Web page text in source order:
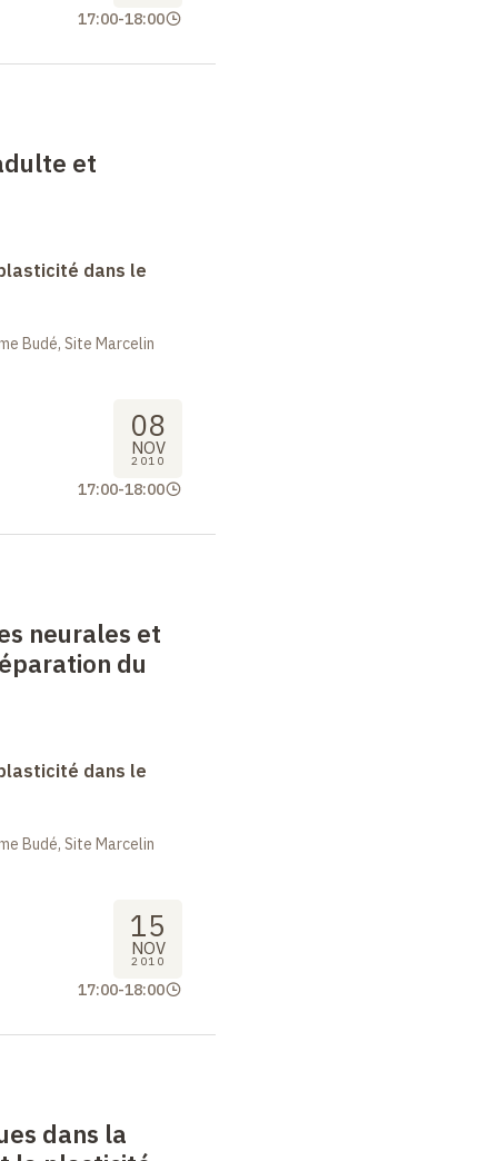
17:00-18:00
et
dans le
Budé, Site Marcelin
08
NOV
2010
17:00-18:00
neurales et
du
dans le
Budé, Site Marcelin
15
NOV
2010
17:00-18:00
dans la